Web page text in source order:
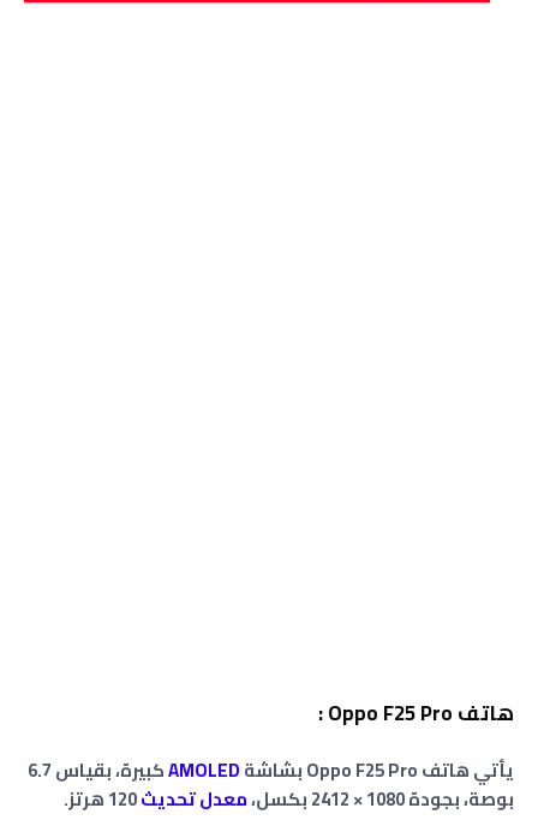
هاتف Oppo F25 Pro :
يأتي هاتف Oppo F25 Pro بشاشة AMOLED
كبيرة، بقياس 6.7
بوصة، بجودة 1080 × 2412 بكسل،
معدل تحديث